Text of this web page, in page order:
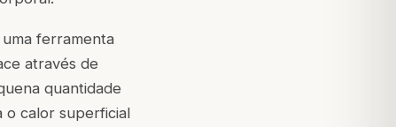
ferramenta
através de
quantidade
o calor superficial